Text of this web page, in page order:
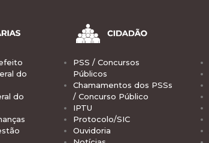
do
do
PSS / Concursos
Públicos
Chamamentos dos PSSs
/ Concurso Público
IPTU
Protocolo/SIC
Ouvidoria